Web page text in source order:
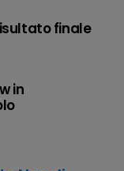
finale
in